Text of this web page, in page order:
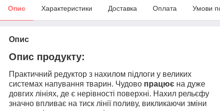
Опис Характеристики Доставка Оплата Умови
Опис
Опис продукту:
Практичний редуктор з нахилом підлоги у великих
системах напування тварин. Чудово працює на дуже
довгих лініях, де є нерівності поверхні. Нахил рельєфу
значно впливає на тиск лінії поливу, викликаючи зміни